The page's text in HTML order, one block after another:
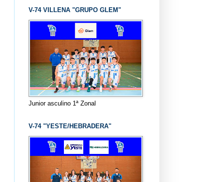
V-74 VILLENA "GRUPO GLEM"
Junior asculino 1ª Zonal
V-74 "YESTE/HEBRADERA"